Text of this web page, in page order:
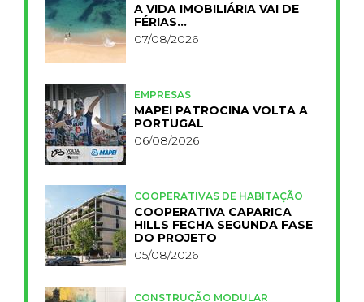
A VIDA IMOBILIÁRIA VAI DE
FÉRIAS…
07/08/2026
EMPRESAS
MAPEI PATROCINA VOLTA A
PORTUGAL
06/08/2026
COOPERATIVAS DE HABITAÇÃO
COOPERATIVA CAPARICA
HILLS FECHA SEGUNDA FASE
DO PROJETO
05/08/2026
CONSTRUÇÃO MODULAR